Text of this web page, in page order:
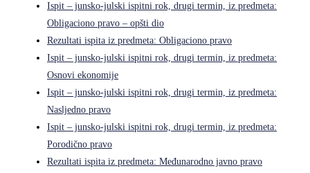
Ispit – junsko-julski ispitni rok, drugi termin, iz predmeta:
Obligaciono pravo – opšti dio
Rezultati ispita iz predmeta: Obligaciono pravo
Ispit – junsko-julski ispitni rok, drugi termin, iz predmeta:
Osnovi ekonomije
Ispit – junsko-julski ispitni rok, drugi termin, iz predmeta:
Nasljedno pravo
Ispit – junsko-julski ispitni rok, drugi termin, iz predmeta:
Porodično pravo
Rezultati ispita iz predmeta: Međunarodno javno pravo